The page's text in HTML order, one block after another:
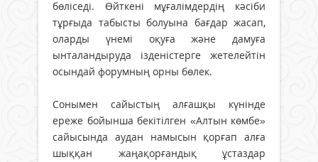
бөліседі. Өйткені мұғалімдердің кәсіби
тұрғыда табысты болуына бағдар жасап,
оларды үнемі оқуға және дамуға
ынталандыруда ізденістерге жетелейтін
осындай форумның орны бөлек.
Сонымен сайыстың алғашқы күнінде
ереже бойынша бекітілген «Алтын көмбе»
сайысында аудан намысын қорғап алға
шыққан жаңақорғандық ұстаздар